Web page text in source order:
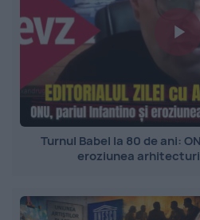
Turnul Babel la 80 de ani:
eroziunea